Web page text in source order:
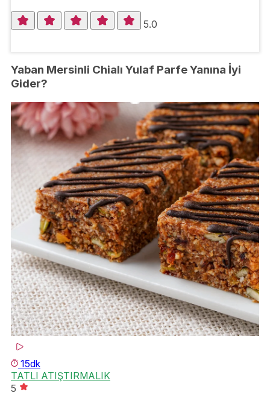
5.0
Yaban Mersinli Chialı Yulaf Parfe Yanına İyi
Gider?
15dk
TATLI ATIŞTIRMALIK
5